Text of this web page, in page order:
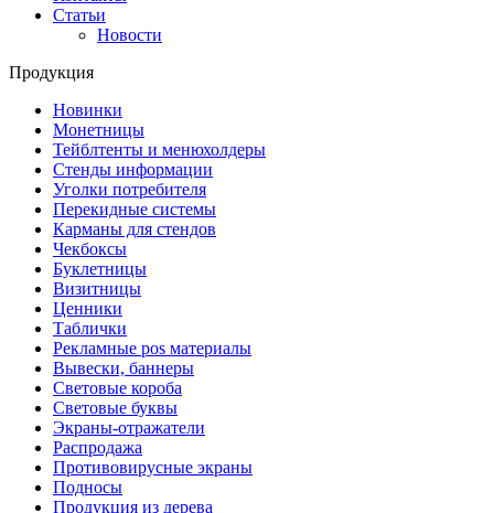
Статьи
Новости
Продукция
Новинки
Монетницы
Тейблтенты и менюхолдеры
Стенды информации
Уголки потребителя
Перекидные системы
Карманы для стендов
Чекбоксы
Буклетницы
Визитницы
Ценники
Таблички
Рекламные pos материалы
Вывески, баннеры
Световые короба
Световые буквы
Экраны-отражатели
Распродажа
Противовирусные экраны
Подносы
Продукция из дерева